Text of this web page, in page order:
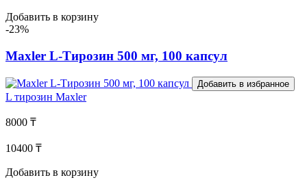
Добавить в корзину
-23%
Maxler L-Тирозин 500 мг, 100 капсул
Добавить в избранное
L тирозин Maxler
8000 ₸
10400 ₸
Добавить в корзину